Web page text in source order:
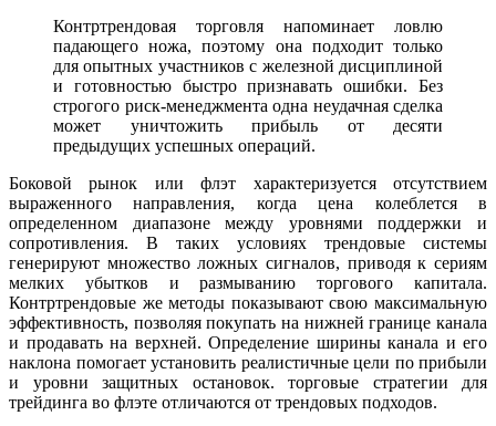
Контртрендовая торговля напоминает ловлю
падающего ножа, поэтому она подходит только
для опытных участников с железной дисциплиной
и готовностью быстро признавать ошибки. Без
строгого риск-менеджмента одна неудачная сделка
может уничтожить прибыль от десяти
предыдущих успешных операций.
Боковой рынок или флэт характеризуется отсутствием
выраженного направления, когда цена колеблется в
определенном диапазоне между уровнями поддержки и
сопротивления. В таких условиях трендовые системы
генерируют множество ложных сигналов, приводя к сериям
мелких убытков и размыванию торгового капитала.
Контртрендовые же методы показывают свою максимальную
эффективность, позволяя покупать на нижней границе канала
и продавать на верхней. Определение ширины канала и его
наклона помогает установить реалистичные цели по прибыли
и уровни защитных остановок. торговые стратегии для
трейдинга во флэте отличаются от трендовых подходов.